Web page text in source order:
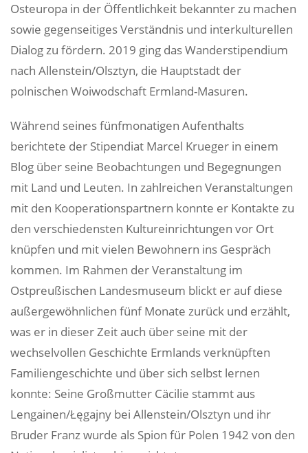
Osteuropa in der Öffentlichkeit bekannter zu machen
sowie gegenseitiges Verständnis und interkulturellen
Dialog zu fördern. 2019 ging das Wanderstipendium
nach Allenstein/Olsztyn, die Hauptstadt der
polnischen Woiwodschaft Ermland-Masuren.
Während seines fünfmonatigen Aufenthalts
berichtete der Stipendiat Marcel Krueger in einem
Blog über seine Beobachtungen und Begegnungen
mit Land und Leuten. In zahlreichen Veranstaltungen
mit den Kooperationspartnern konnte er Kontakte zu
den verschiedensten Kultureinrichtungen vor Ort
knüpfen und mit vielen Bewohnern ins Gespräch
kommen. Im Rahmen der Veranstaltung im
Ostpreußischen Landesmuseum blickt er auf diese
außergewöhnlichen fünf Monate zurück und erzählt,
was er in dieser Zeit auch über seine mit der
wechselvollen Geschichte Ermlands verknüpften
Familiengeschichte und über sich selbst lernen
konnte: Seine Großmutter Cäcilie stammt aus
Lengainen/Łęgajny bei Allenstein/Olsztyn und ihr
Bruder Franz wurde als Spion für Polen 1942 von den